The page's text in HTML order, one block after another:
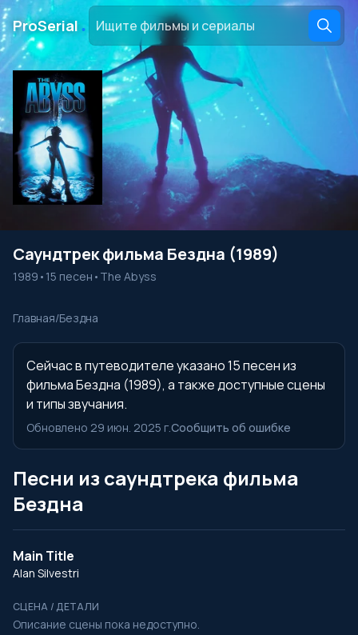
ProSerial․
Саундтрек фильма Бездна (1989)
1989 • 15 песен • The Abyss
Главная/Бездна
Сейчас в путеводителе указано 15 песен из
фильма Бездна (1989), а также доступные сцены
и типы звучания.
Обновлено 29 июн. 2025 г.Сообщить об ошибке
Песни из саундтрека фильма
Бездна
Main Title
Alan Silvestri
СЦЕНА / ДЕТАЛИ
Описание сцены пока недоступно.